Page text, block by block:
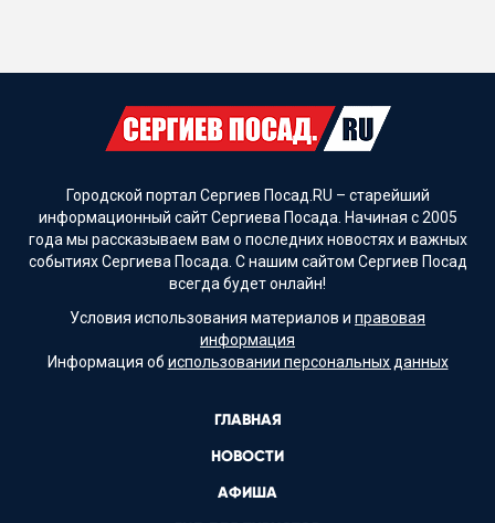
Городской портал Сергиев Посад.RU – старейший
информационный сайт Сергиева Посада. Начиная с 2005
года мы рассказываем вам о последних новостях и важных
событиях Сергиева Посада. С нашим сайтом Сергиев Посад
всегда будет онлайн!
Условия использования материалов и правовая
информация
Информация об использовании персональных данных
ГЛАВНАЯ
НОВОСТИ
АФИША